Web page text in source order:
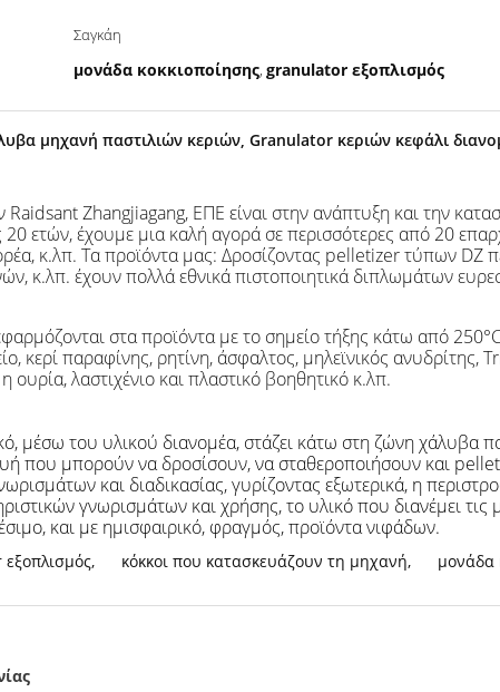
Σαγκάη
μονάδα κοκκιοποίησης, granulator εξοπλισμός
μηχανή παστιλιών κεριών, Granulator κεριών κεφάλι
Zhangjiagang, ΕΠΕ είναι στην ανάπτυξη και την
ετών, έχουμε μια καλή αγορά σε περισσότερες από 20
κ.λπ. Τα προϊόντα μας: Δροσίζοντας pelletizer τύπων
κ.λπ. έχουν πολλά εθνικά πιστοποιητικά διπλωμάτων
στα προϊόντα με το σημείο τήξης κάτω από
κερί παραφίνης, ρητίνη, άσφαλτος, μηλεϊνικός
λαστιχένιο και πλαστικό βοηθητικό κ.λπ.
μέσω του υλικού διανομέα, στάζει κάτω στη ζώνη
που μπορούν να δροσίσουν, να σταθεροποιήσουν και
και διαδικασίας, γυρίζοντας εξωτερικά, η
γνωρισμάτων και χρήσης, το υλικό που διανέμει
και με ημισφαιρικό, φραγμός, προϊόντα νιφάδων.
, κόκκοι που κατασκευάζουν τη μηχανή, μονάδα